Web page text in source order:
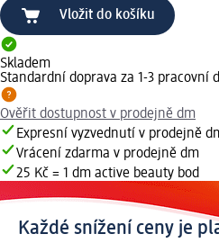
Vložit do košíku
Skladem
Standardní doprava za 1-3 pracovní
Ověřit dostupnost v prodejně dm
Expresní vyzvednutí v prodejně
Vrácení zdarma v prodejně dm
25 Kč = 1 dm active beauty bod
Každé snížení ceny je